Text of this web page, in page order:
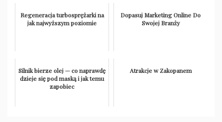
Regeneracja turbosprężarki na
jak najwyższym poziomie
Dopasuj Marketing Online Do
Swojej Branży
Silnik bierze olej — co naprawdę
dzieje się pod maską i jak temu
zapobiec
Atrakcje w Zakopanem